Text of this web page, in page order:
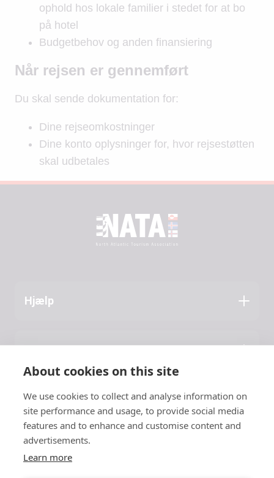
ophold hos lokale familier i stedet for at bo
på hotel
Budgetbehov og anden finansiering
Når rejsen er gennemført
Du skal sende dokumentation for:
Dine rejseomkostninger
Dine konto oplysninger for, hvor rejsestøtten
skal udbetales
Hjælp
Presse
Seneste artikler
Kontakt
NATA
c/o Vinnuframi
About cookies on this site
We use cookies to collect and analyse information on
site performance and usage, to provide social media
features and to enhance and customise content and
advertisements.
Learn more